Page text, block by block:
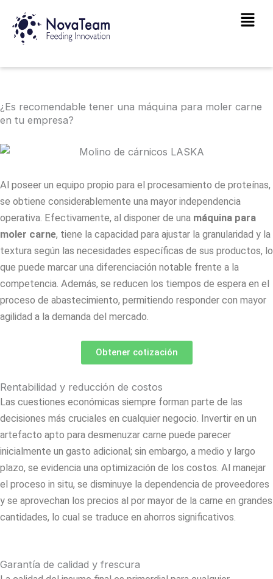
contenido
Main
¿Es recomendable tener una máquina para moler carne
en tu empresa?
Al poseer un equipo propio para el procesamiento de proteínas,
se obtiene considerablemente una mayor independencia
operativa. Efectivamente, al disponer de una máquina para
moler carne, tiene la capacidad para ajustar la granularidad y la
textura según las necesidades específicas de sus productos, lo
que puede marcar una diferenciación notable frente a la
competencia. Además, se reducen los tiempos de espera en el
proceso de abastecimiento, permitiendo responder con mayor
agilidad a la demanda del mercado.
Obtener cotización
Rentabilidad y reducción de costos
Las cuestiones económicas siempre forman parte de las
decisiones más cruciales en cualquier negocio. Invertir en un
artefacto apto para desmenuzar carne puede parecer
inicialmente un gasto adicional; sin embargo, a medio y largo
plazo, se evidencia una optimización de los costos. Al manejar
el proceso in situ, se disminuye la dependencia de proveedores
y se aprovechan los precios al por mayor de la carne en grandes
cantidades, lo cual se traduce en ahorros significativos.
Garantía de calidad y frescura